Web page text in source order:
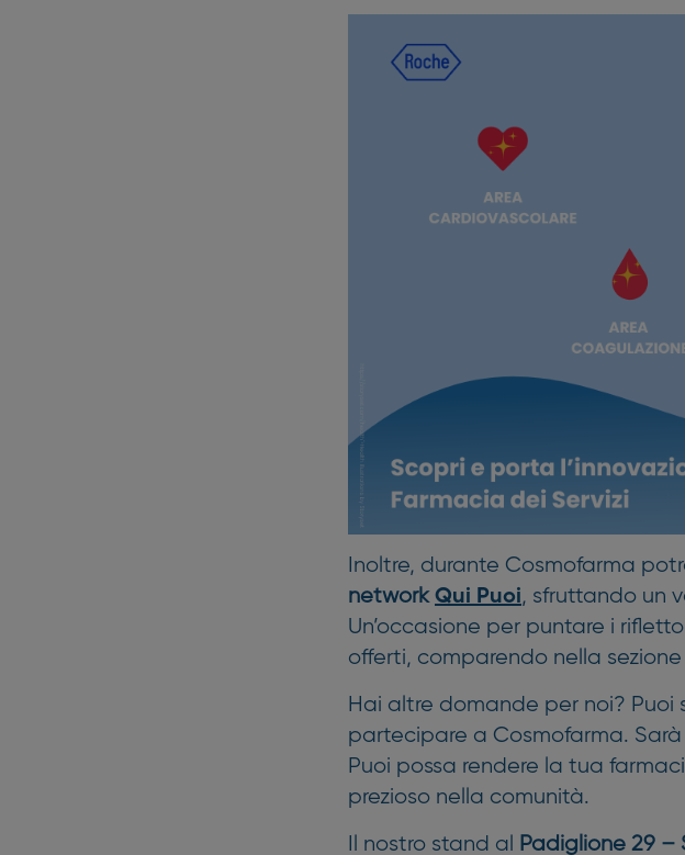
Inoltre, durante Cosmofarma
network Qui Puoi, sfruttando un
Un’occasione per puntare i
offerti, comparendo nella sezione
Hai altre domande per noi? Puoi
partecipare a Cosmofarma. Sarà
Puoi possa rendere la tua
prezioso nella comunità.
Il nostro stand al Padiglione 29 –